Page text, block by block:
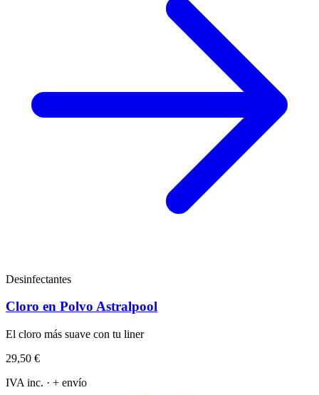
Desinfectantes
Cloro en Polvo Astralpool
El cloro más suave con tu liner
29,50 €
IVA inc. · + envío